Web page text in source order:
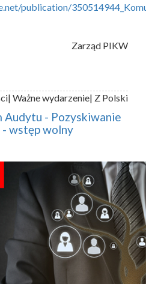
publication/
Zarząd PIKW
| Ważne wydarzenie| Z Polski
Audytu - Pozyskiwanie
wstęp wolny